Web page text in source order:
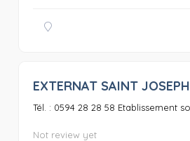
EXTERNAT SAINT
Tél. : 0594 28 28 58 Etablissement
Not review yet